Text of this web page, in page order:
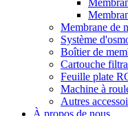
Membrane de
Système
Boîtier de
Cartouche
Feuille plate
Machine à
Autres
À propos de nous